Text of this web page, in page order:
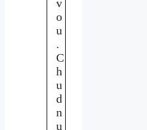
v
o
u
.
C
h
u
d
n
u